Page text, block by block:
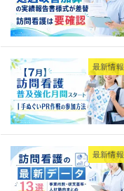
最新情報
最新情報